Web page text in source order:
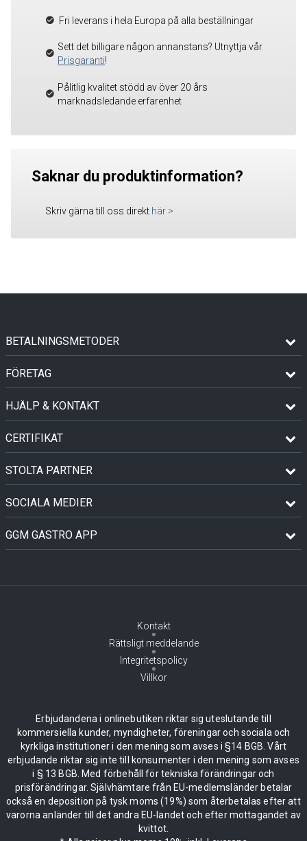
Fri leverans i hela Europa på alla beställningar
Sett det billigare någon annanstans? Utnyttja vår
Prisgaranti!
Pålitlig kvalitet stödd av över 20 års
marknadsledande erfarenhet
Saknar du produktinformation?
Skriv gärna till oss direkt här >
BETALNINGSMETODER
FÖRETAG
HJÄLP & KONTAKT
CERTIFIKAT
STOLTA PARTNER
SOCIALA MEDIER
GGM GASTRO APP
Kontakt
Rättsligt meddelande
Integritetspolicy
Villkor
Erbjudandena i onlinebutiken riktar sig uteslutande till
kommersiella kunder, myndigheter, föreningar och sociala och
kyrkliga institutioner i den mening som avses i §14 BGB. Vårt
erbjudande riktar sig inte till konsumenter i den mening som avses
i § 13 BGB. Med förbehåll för tekniska förändringar och
prisförändringar. Självhämtare från EU-medlemsländer betalar
också en deposition på tysk moms (19%) som återbetalas efter att
varorna anländer till det andra EU-landet och efter mottagandet av
kvittot.